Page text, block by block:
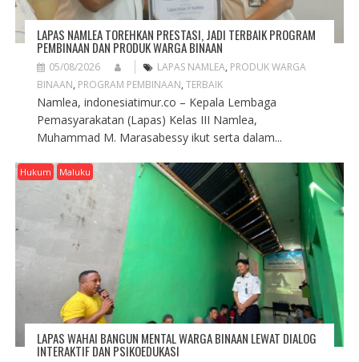
LAPAS NAMLEA TOREHKAN PRESTASI, JADI TERBAIK PROGRAM
PEMBINAAN DAN PRODUK WARGA BINAAN
05/08/2026 LAPAS NAMLEA, PRODUK WARGA
BINAAN, PROGRAM PEMBINAAN, TERBAIK
Namlea, indonesiatimur.co – Kepala Lembaga
Pemasyarakatan (Lapas) Kelas III Namlea,
Muhammad M. Marasabessy ikut serta dalam...
Hukum Maluku
LAPAS WAHAI BANGUN MENTAL WARGA BINAAN LEWAT DIALOG
INTERAKTIF DAN PSIKOEDUKASI